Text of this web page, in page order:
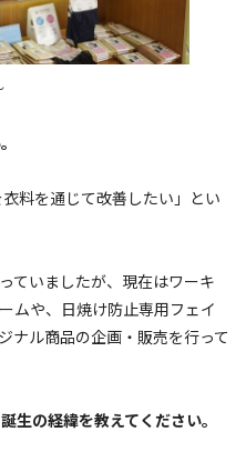
料を通じて改善したい」とい
ていましたが、現在はワーキ
ムや、日焼け防止専用フェイ
ナル商品の企画・販売を行って
生の経緯を教えてください。